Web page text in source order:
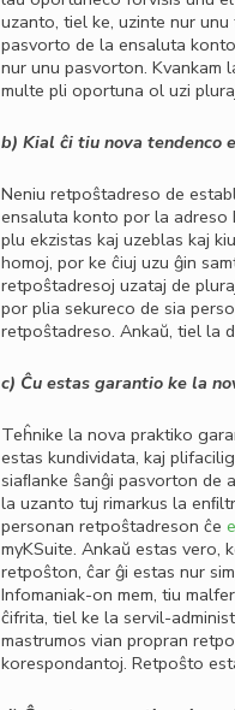
uzanto, tiel ke, uzinte nur
pasvorto de la ensaluta
nur unu pasvorton. Kvankam
multe pli oportuna ol uzi
b) Kial ĉi tiu nova tendenco
Neniu retpoŝtadreso de
ensaluta konto por la adreso
plu ekzistas kaj uzeblas kaj
homoj, por ke ĉiuj uzu ĝin
retpoŝtadresoj uzataj de
por plia sekureco de sia
retpoŝtadreso. Ankaŭ, tiel la
c) Ĉu estas garantio ke la
Teĥnike la nova praktiko
estas kundividata, kaj
siaﬂanke ŝanĝi pasvorton de
la uzanto tuj rimarkus la
personan retpoŝtadreson ĉe
myKSuite. Ankaŭ estas vero,
retpoŝton, ĉar ĝi estas nur
Infomaniak-on mem, tiu
ĉifrita, tiel ke la servil-
mastrumos vian propran
korespondantoj. Retpoŝto